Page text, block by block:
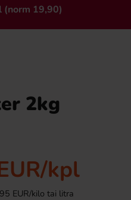
(norm 19,90)
2kg
/kpl
EUR/kilo tai litra